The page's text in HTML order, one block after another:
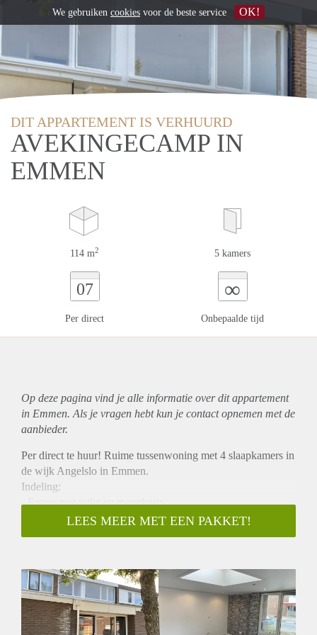
DIT APPARTEMENT IS VERHUURD
AVEKINGECAMP IN
EMMEN
114 m2 5 kamers
07
Per direct
∞
Onbepaalde tijd
Op deze pagina vind je alle informatie over ditappartement
in Emmen. Als je vragen hebt kun je contact opnemen met de
aanbieder.
Per direct te huur! Ruime tussenwoning met 4 slaapkamers in
de wijk Angelslo in Emmen.
Indeling:
- Entree met toilet en meterkast;
- Keuken voorzien van inbouwapparatuur;
- Ruime badkamer met douche en wastafel;
Verdieping:
- 4 slaapkamers.
- Badkamer met douche en wastafel.
Tuin:
LEES MEER MET EEN PAKKET!
We gebruiken cookies voor de beste service OK!